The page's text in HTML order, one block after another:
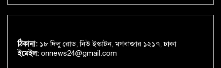
ঠিকানা: ১৮ দিলু রোড, নিউ ইস্কাটন, মগবাজার ১২১৭, ঢাকা
ইমেইল: onnews24@gmail.com